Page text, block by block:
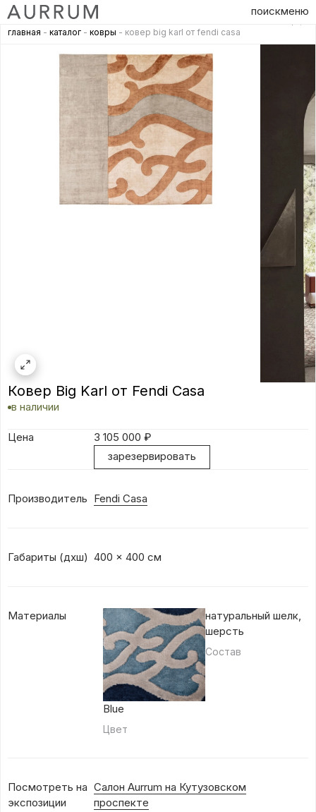
поискменю
главная - каталог - ковры - ковер big karl от fendi casa
Ковер Big Karl от Fendi Casa
в наличии
Цена 3 105 000 ₽
зарезервировать
Производитель Fendi Casa
Габариты (дхш) 400 x 400 см
Материалы
Blue
Цвет
натуральный шелк,
шерсть
Состав
Посмотреть на
экспозиции
Салон Aurrum на Кутузовском
проспекте